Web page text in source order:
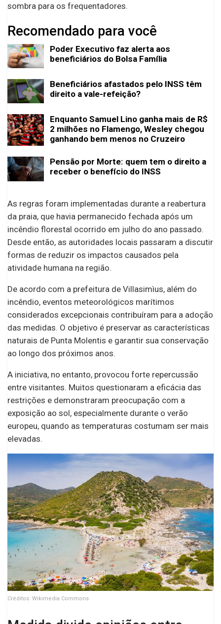
sombra para os frequentadores.
Recomendado para você
Poder Executivo faz alerta aos
beneficiários do Bolsa Família
Beneficiários afastados pelo INSS têm
direito a vale-refeição?
Enquanto Samuel Lino ganha mais de R$
2 milhões no Flamengo, Wesley chegou
ganhando bem menos no Cruzeiro
Pensão por Morte: quem tem o direito a
receber o benefício do INSS
As regras foram implementadas durante a reabertura
da praia, que havia permanecido fechada após um
incêndio florestal ocorrido em julho do ano passado.
Desde então, as autoridades locais passaram a discutir
formas de reduzir os impactos causados pela
atividade humana na região.
De acordo com a prefeitura de Villasimìus, além do
incêndio, eventos meteorológicos marítimos
considerados excepcionais contribuíram para a adoção
das medidas. O objetivo é preservar as características
naturais de Punta Molentis e garantir sua conservação
ao longo dos próximos anos.
A iniciativa, no entanto, provocou forte repercussão
entre visitantes. Muitos questionaram a eficácia das
restrições e demonstraram preocupação com a
exposição ao sol, especialmente durante o verão
europeu, quando as temperaturas costumam ser mais
elevadas.
Créditos: Wikimedia Commons